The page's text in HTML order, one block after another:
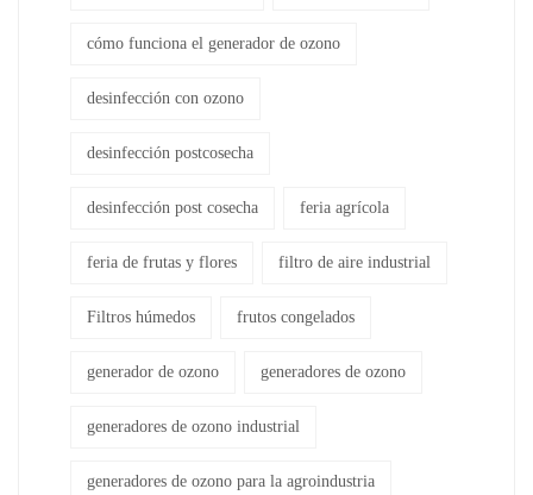
cómo funciona el generador de ozono
desinfección con ozono
desinfección postcosecha
desinfección post cosecha feria agrícola
feria de frutas y flores filtro de aire industrial
Filtros húmedos frutos congelados
generador de ozono generadores de ozono
generadores de ozono industrial
generadores de ozono para la agroindustria